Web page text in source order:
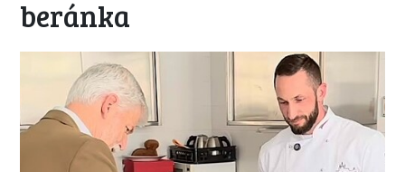
beránka